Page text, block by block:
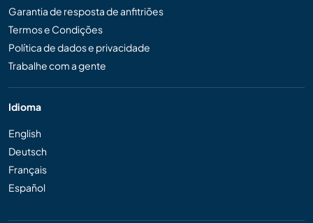
Garantia de resposta de anfitriões
Termos e Condições
Política de dados e privacidade
Trabalhe com a gente
Idioma
English
Deutsch
Français
Español